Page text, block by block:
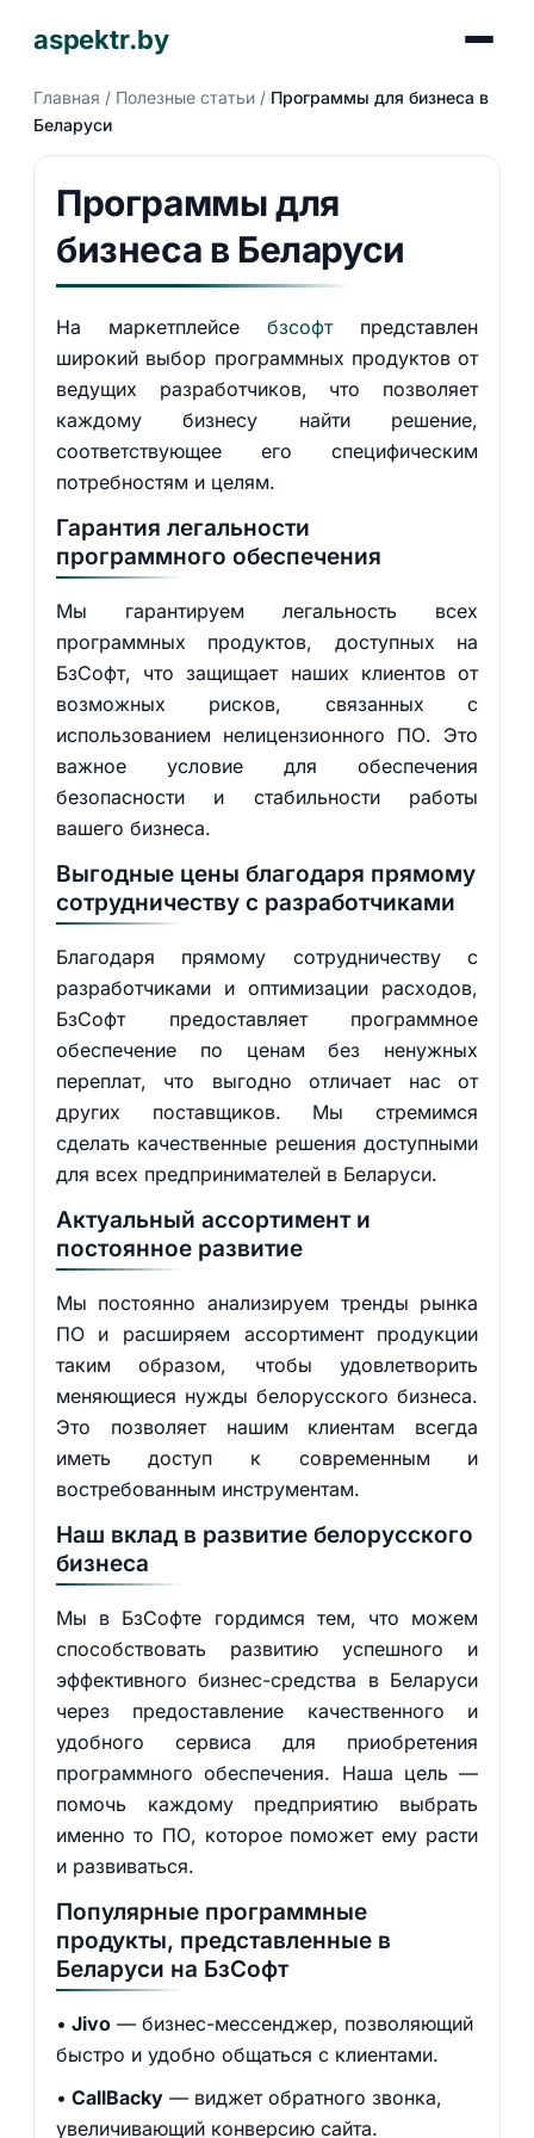
aspektr.by
Главная / Полезные статьи/ Программы для бизнеса в
Беларуси
Программы для
бизнеса в Беларуси
На маркетплейсебзсофтпредставлен
широкий выбор программных продуктов от
ведущих разработчиков, что позволяет
каждому бизнесу найти решение,
соответствующее его специфическим
потребностям и целям.
Гарантия легальности
программного обеспечения
Мы гарантируем легальность всех
программных продуктов, доступных на
БзСофт, что защищает наших клиентов от
возможных рисков, связанных с
использованием нелицензионного ПО. Это
важное условие для обеспечения
безопасности и стабильности работы
вашего бизнеса.
Выгодные цены благодаря прямому
сотрудничеству с разработчиками
Благодаря прямому сотрудничеству с
разработчиками и оптимизации расходов,
БзСофт предоставляет программное
обеспечение по ценам без ненужных
переплат, что выгодно отличает нас от
других поставщиков. Мы стремимся
сделать качественные решения доступными
для всех предпринимателей в Беларуси.
Актуальный ассортимент и
постоянное развитие
Мы постоянно анализируем тренды рынка
ПО и расширяем ассортимент продукции
таким образом, чтобы удовлетворить
меняющиеся нужды белорусского бизнеса.
Это позволяет нашим клиентам всегда
иметь доступ к современным и
востребованным инструментам.
Наш вклад в развитие белорусского
бизнеса
Мы в БзСофте гордимся тем, что можем
способствовать развитию успешного и
эффективного бизнес-средства в Беларуси
через предоставление качественного и
удобного сервиса для приобретения
программного обеспечения. Наша цель —
помочь каждому предприятию выбрать
именно то ПО, которое поможет ему расти
и развиваться.
Популярные программные
продукты, представленные в
Беларуси на БзСофт
Jivo— бизнес-мессенджер, позволяющий
быстро и удобно общаться с клиентами.
CallBacky— виджет обратного звонка,
увеличивающий конверсию сайта.